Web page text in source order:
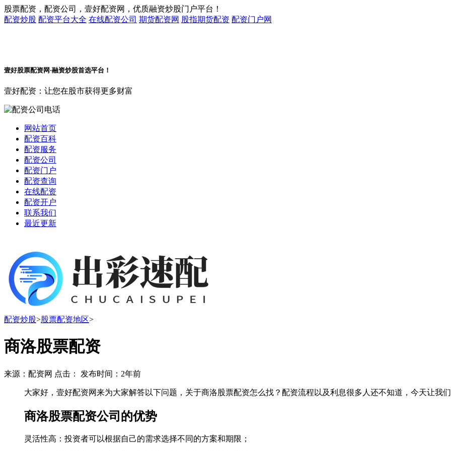
股票配资，配资公司，壹好配资网，优质融资炒股门户平台！
配资炒股 配资平台大全 在线配资公司 期货配资网 股指期货配资 配资门户网
壹好股票配资网·融资炒股首选平台！
壹好配资：让您在股市获得更多财富
网站首页
配资百科
配资服务
配资公司
配资门户
配资查询
在线配资
配资开户
联系我们
最近更新
配资炒股>股票配资地区>
商洛股票配资
来源：配资网 点击： 发布时间：2年前
大家好，壹好配资网来为大家解答以下问题，关于商洛股票配资怎么找？配资流程以及利息很多人还不知道，今天让我
商洛股票配资公司的优势
灵活性高：投资者可以根据自己的需求选择不同的方案和期限；